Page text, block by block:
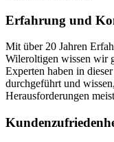
Erfahrung und
Mit über 20 Jahren
Wileroltigen wissen wir
Experten haben in
durchgeführt und
Herausforderungen